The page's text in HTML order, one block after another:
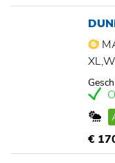
€